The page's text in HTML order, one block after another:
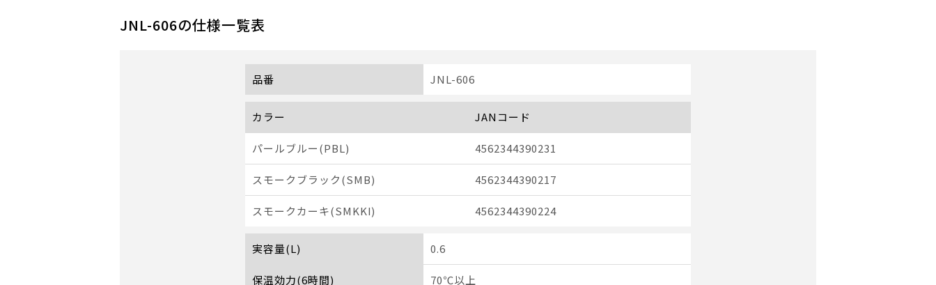
JNL-606の仕様一覧表
品番 JNL-606
カラー JANコード
パールブルー(PBL) 4562344390231
スモークブラック(SMB) 4562344390217
スモークカーキ(SMKKI) 4562344390224
実容量(L) 0.6
保温効力(6時間) 70℃以上